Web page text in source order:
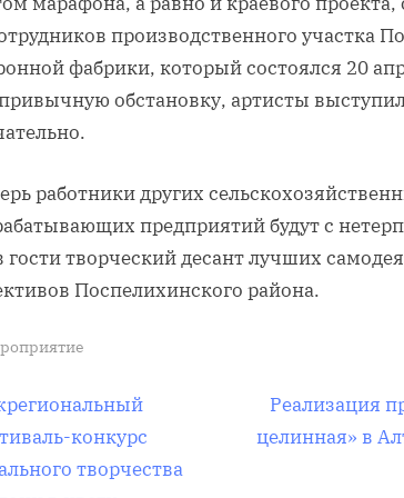
производственного участка
фабрики, который состоялся 20
обстановку, артисты
работники других
предприятий будут с
гости творческий десант лучших
Поспелихинского района.
конкурс
творчества
С
л
Реализация
целинная» в